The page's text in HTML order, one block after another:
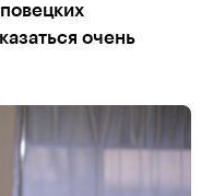
очень